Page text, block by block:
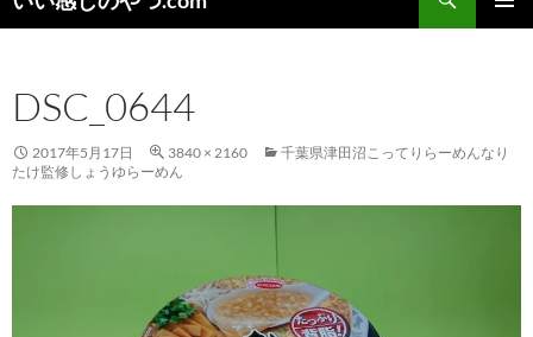
索
ン
ツ
へ
ス
DSC_0644
2017年5月17日 3840 × 2160
千葉県津田沼こってりらーめんなり
たけ監修しょうゆらーめん